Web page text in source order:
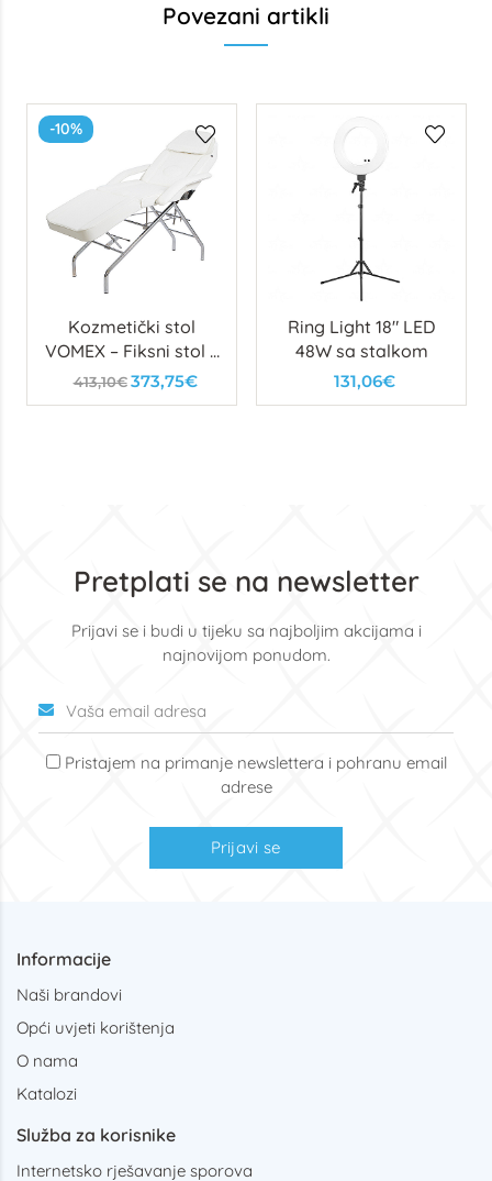
Povezani artikli
-10%
Kozmetički stol
VOMEX – Fiksni stol s
ručnim
podešavanjem
413,10€ 373,75€
Ring Light 18" LED
48W sa stalkom
131,06€
Pretplati se na newsletter
Prijavi se i budi u tijeku sa najboljim akcijama i
najnovijom ponudom.
Pristajem na primanje newslettera i pohranu email
adrese
Prijavi se
Informacije
Naši brandovi
Opći uvjeti korištenja
O nama
Katalozi
Služba za korisnike
Internetsko rješavanje sporova